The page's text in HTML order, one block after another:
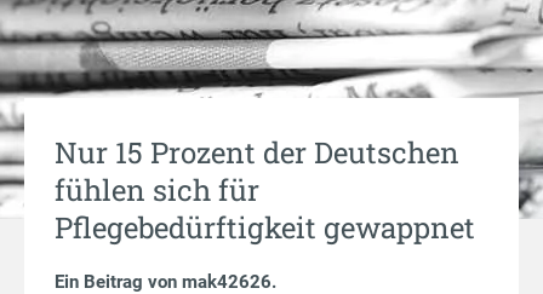
Nur 15 Prozent der Deutschen
fühlen sich für
Pflegebedürftigkeit gewappnet
Ein Beitrag von mak42626.